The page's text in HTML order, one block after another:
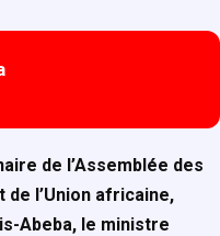
de l’Assemblée des
de l’Union africaine,
Abeba, le ministre